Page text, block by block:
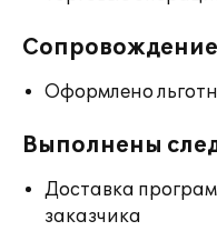
Оформлено
Выполнены
Доставка
заказчика